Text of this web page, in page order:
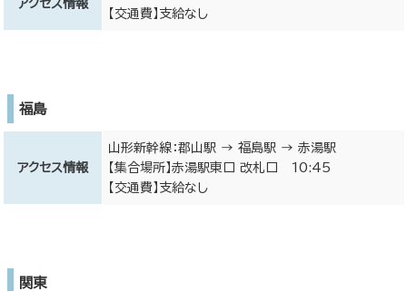
アクセス情報
【交通費】支給なし
福島
アクセス情報
山形新幹線：郡山駅 → 福島駅 → 赤湯駅
【集合場所】赤湯駅東口 改札口 10:45
【交通費】支給なし
関東